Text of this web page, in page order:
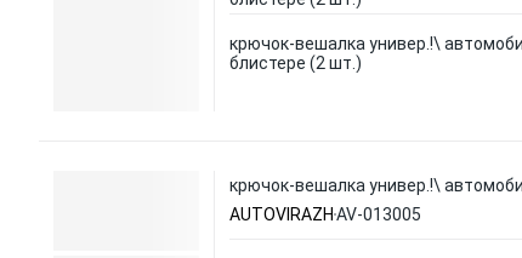
крючок-вешалка универ.!\
блистере (2 шт.)
крючок-вешалка универ.!\
AUTOVIRAZH AV-013005